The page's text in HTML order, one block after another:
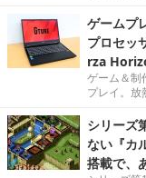
ゲームプ
プロセッ
rza
ゲーム＆制
プレイ。放
シリーズ
ない『カ
搭載で、